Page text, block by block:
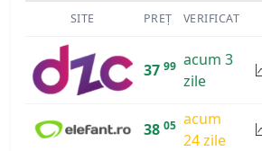
SITE PREȚ VERIFICAT
37 99 acum 3
zile
38 05 acum
24 zile